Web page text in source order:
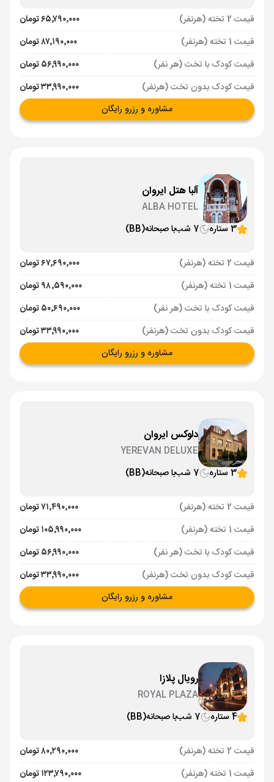
قیمت 2 تخته (هرنفر)
۶۵٬۷۹۰٬۰۰۰ تومان
قیمت 1 تخته (هرنفر)
۸۷٬۱۹۰٬۰۰۰ تومان
قیمت کودک با تخت (هر نفر)
۵۶٬۹۹۰٬۰۰۰ تومان
قیمت کودک بدون تخت (هرنفر)
۳۳٬۹۹۰٬۰۰۰ تومان
مشاوره و رزرو رایگان
آلبا هتل ایروان
ALBA HOTEL
3 ستاره
7 شب با صبحانه(BB)
قیمت 2 تخته (هرنفر)
۶۷٬۶۹۰٬۰۰۰ تومان
قیمت 1 تخته (هرنفر)
۹۸٬۵۹۰٬۰۰۰ تومان
قیمت کودک با تخت (هر نفر)
۵۰٬۶۹۰٬۰۰۰ تومان
قیمت کودک بدون تخت (هرنفر)
۳۳٬۹۹۰٬۰۰۰ تومان
مشاوره و رزرو رایگان
دلوکس ایروان
YEREVAN DELUXE
3 ستاره
7 شب با صبحانه(BB)
قیمت 2 تخته (هرنفر)
۷۱٬۴۹۰٬۰۰۰ تومان
قیمت 1 تخته (هرنفر)
۱۰۵٬۹۹۰٬۰۰۰ تومان
قیمت کودک با تخت (هر نفر)
۵۶٬۹۹۰٬۰۰۰ تومان
قیمت کودک بدون تخت (هرنفر)
۳۳٬۹۹۰٬۰۰۰ تومان
مشاوره و رزرو رایگان
رویال پلازا
ROYAL PLAZA
4 ستاره
7 شب با صبحانه(BB)
قیمت 2 تخته (هرنفر)
۸۰٬۲۹۰٬۰۰۰ تومان
قیمت 1 تخته (هرنفر)
۱۲۳٬۷۹۰٬۰۰۰ تومان